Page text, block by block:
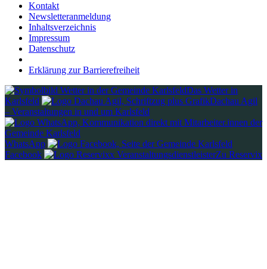
Kontakt
Newsletteranmeldung
Inhaltsverzeichnis
Impressum
Datenschutz
Erklärung zur Barrierefreiheit
Das Wetter in
Karlsfeld
Dachau Agil
– Veranstaltungen in und um Karlsfeld
WhatsApp
Facebook
Zu Reservix